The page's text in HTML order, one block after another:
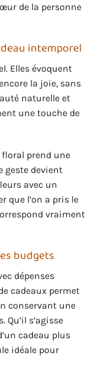
de la personne
intemporel
Elles évoquent
la joie, sans
naturelle et
une touche de
floral prend une
geste devient
avec un
que l’on a pris le
vraiment
budgets
dépenses
cadeaux permet
conservant une
s’agisse
cadeau plus
idéale pour